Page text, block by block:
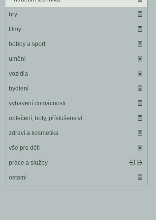
hry
filmy
hobby a sport
umění
vozidla
bydlení
vybavení domácnosti
oblečení, boty, příslušenství
zdraví a kosmetika
vše pro děti
práce a služby
ostatní